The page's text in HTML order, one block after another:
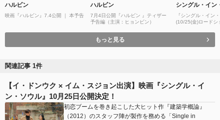
ハルビン
映画『ハルビン』7.4公開 ｜ 本予告
ハルビン
7月4日公開『ハルビン 』ティザー
予告編（主演：ヒョンビン）
シングル・イン
『シングル・イン
(10/25(金)ロードシ
もっと見る
関連記事 1件
【イ・ドンウク × イム・スジョン出演】映画『シングル・イ
ン・ソウル』10月25日公開決定！
初恋ブームを巻き起こした大ヒット作『建築学概論』
（2012）のスタッフ陣が製作を務める「Single in